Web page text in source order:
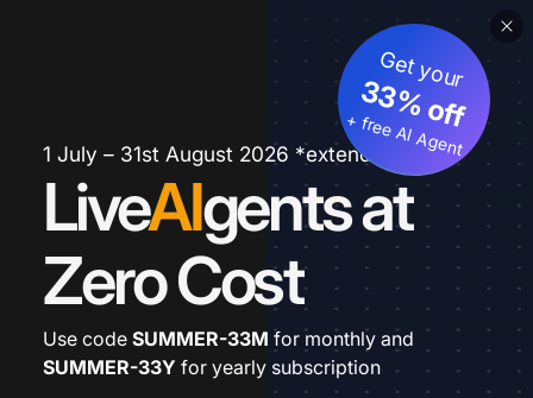
1 July – 31st August 2026 *extended
LiveAIgents at
Zero Cost
Get your
33% off
+ free AI Agent
Use code SUMMER-33M for monthly and
SUMMER-33Y for yearly subscription